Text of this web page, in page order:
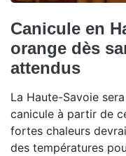
Canicule en
orange dès
attendus
La Haute-Savoie
canicule à partir de
fortes chaleurs
des températures